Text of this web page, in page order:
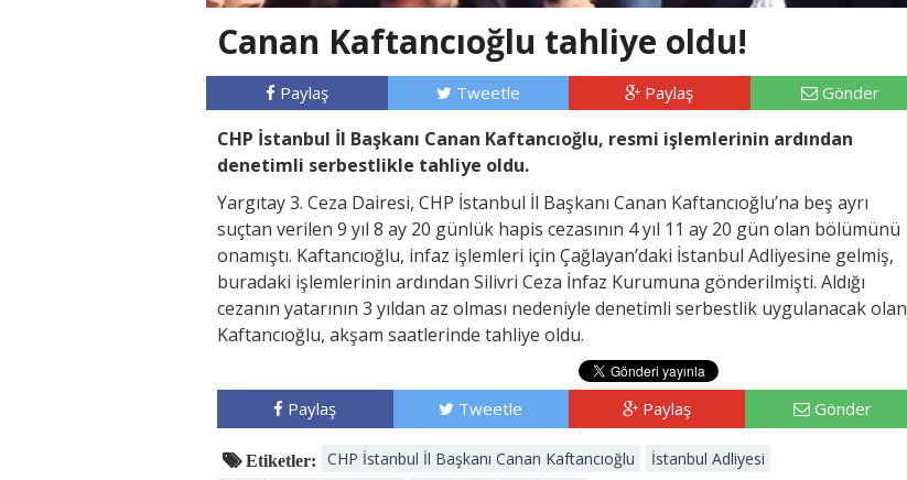
Canan Kaftancıoğlu tahliye oldu!
Paylaş Tweetle Paylaş Gönder
CHP İstanbul İl Başkanı Canan Kaftancıoğlu, resmi işlemlerinin ardından
denetimli serbestlikle tahliye oldu.
Yargıtay 3. Ceza Dairesi, CHP İstanbul İl Başkanı Canan Kaftancıoğlu’na beş ayrı
suçtan verilen 9 yıl 8 ay 20 günlük hapis cezasının 4 yıl 11 ay 20 gün olan bölümünü
onamıştı. Kaftancıoğlu, infaz işlemleri için Çağlayan’daki İstanbul Adliyesine gelmiş,
buradaki işlemlerinin ardından Silivri Ceza İnfaz Kurumuna gönderilmişti. Aldığı
cezanın yatarının 3 yıldan az olması nedeniyle denetimli serbestlik uygulanacak olan
Kaftancıoğlu, akşam saatlerinde tahliye oldu.
Paylaş Tweetle Paylaş Gönder
Etiketler: CHP İstanbul İl Başkanı Canan Kaftancıoğlu
İstanbul Adliyesi